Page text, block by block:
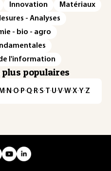
Innovation
Matériaux
- Analyses
- bio - agro
l'information
plus populaires
M · N ·O· P·Q· R·S·T·U·V·W·X·Y·Z